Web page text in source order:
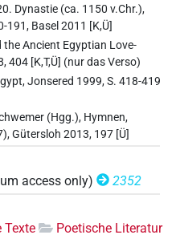
Dynastie (ca. 1150 v.Chr.),
191, Basel 2011 [K,Ü]
the Ancient Egyptian Love-
404 [K,T,Ü] (nur das Verso)
Jonsered 1999, S. 418-419
(Hgg.), Hymnen,
Gütersloh 2013, 197 [Ü]
access only)
2352
Texte
Poetische Literatur